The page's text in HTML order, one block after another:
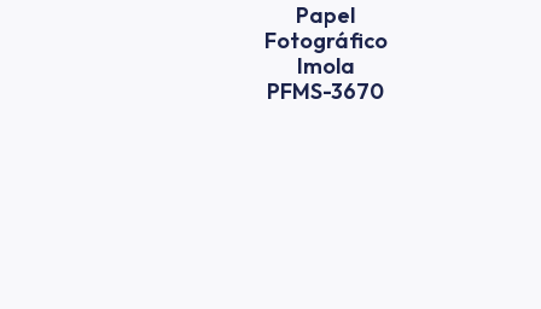
Papel
Fotográfico
Imola
PFMS-3670